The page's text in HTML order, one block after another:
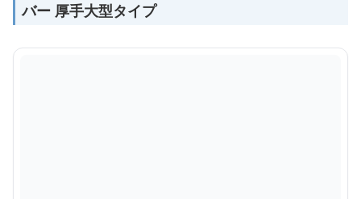
バー 厚手大型タイプ